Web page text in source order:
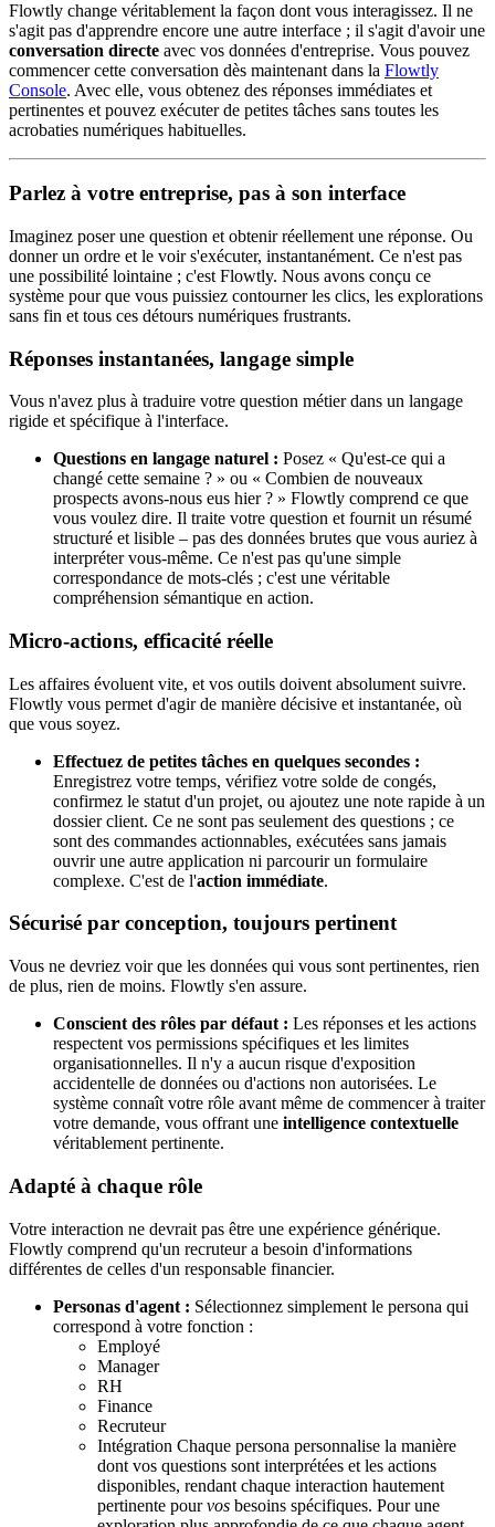
Flowtly change véritablement la façon dont vous interagissez. Il ne
s'agit pas d'apprendre encore une autre interface ; il s'agit d'avoir une
conversation directe avec vos données d'entreprise. Vous pouvez
commencer cette conversation dès maintenant dans la Flowtly
Console. Avec elle, vous obtenez des réponses immédiates et
pertinentes et pouvez exécuter de petites tâches sans toutes les
acrobaties numériques habituelles.
Parlez à votre entreprise, pas à son interface
Imaginez poser une question et obtenir réellement une réponse. Ou
donner un ordre et le voir s'exécuter, instantanément. Ce n'est pas
une possibilité lointaine ; c'est Flowtly. Nous avons conçu ce
système pour que vous puissiez contourner les clics, les explorations
sans fin et tous ces détours numériques frustrants.
Réponses instantanées, langage simple
Vous n'avez plus à traduire votre question métier dans un langage
rigide et spécifique à l'interface.
Questions en langage naturel : Posez « Qu'est-ce qui a
changé cette semaine ? » ou « Combien de nouveaux
prospects avons-nous eus hier ? » Flowtly comprend ce que
vous voulez dire. Il traite votre question et fournit un résumé
structuré et lisible – pas des données brutes que vous auriez à
interpréter vous-même. Ce n'est pas qu'une simple
correspondance de mots-clés ; c'est une véritable
compréhension sémantique en action.
Micro-actions, efficacité réelle
Les affaires évoluent vite, et vos outils doivent absolument suivre.
Flowtly vous permet d'agir de manière décisive et instantanée, où
que vous soyez.
Effectuez de petites tâches en quelques secondes :
Enregistrez votre temps, vérifiez votre solde de congés,
confirmez le statut d'un projet, ou ajoutez une note rapide à un
dossier client. Ce ne sont pas seulement des questions ; ce
sont des commandes actionnables, exécutées sans jamais
ouvrir une autre application ni parcourir un formulaire
complexe. C'est de l'action immédiate.
Sécurisé par conception, toujours pertinent
Vous ne devriez voir que les données qui vous sont pertinentes, rien
de plus, rien de moins. Flowtly s'en assure.
Conscient des rôles par défaut : Les réponses et les actions
respectent vos permissions spécifiques et les limites
organisationnelles. Il n'y a aucun risque d'exposition
accidentelle de données ou d'actions non autorisées. Le
système connaît votre rôle avant même de commencer à traiter
votre demande, vous offrant une intelligence contextuelle
véritablement pertinente.
Adapté à chaque rôle
Votre interaction ne devrait pas être une expérience générique.
Flowtly comprend qu'un recruteur a besoin d'informations
différentes de celles d'un responsable financier.
Personas d'agent : Sélectionnez simplement le persona qui
correspond à votre fonction :
Employé
Manager
RH
Finance
Recruteur
Intégration Chaque persona personnalise la manière
dont vos questions sont interprétées et les actions
disponibles, rendant chaque interaction hautement
pertinente pourvos besoins spécifiques. Pour une